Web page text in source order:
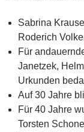
Sabrina
Roderich
Für
Janetzek,
Urkunden
Auf 30 Jahre
Für 40 Jahre
Torsten